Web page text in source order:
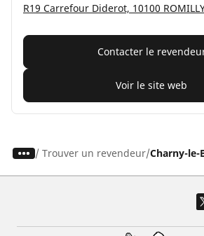
R19 Carrefour Diderot, 10100
Contacter le
Voir le site web
/ Trouver un revendeur Charny-le-